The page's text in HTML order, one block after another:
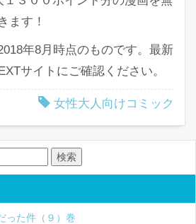
ます！
年8月時点のものです。最新
サイトにご確認ください。
女性大人向けコミック
った件（９）巻